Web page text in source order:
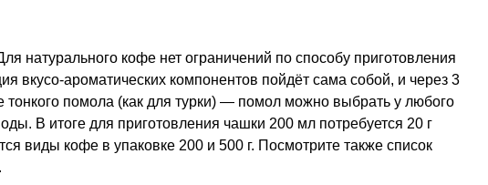
натурального кофе нет ограничений по способу приготовления
вкусо-ароматических компонентов пойдёт сама собой, и через 3
помола (как для турки) — помол можно выбрать у любого
В итоге для приготовления чашки 200 мл потребуется 20 г
виды кофе в упаковке 200 и 500 г. Посмотрите также список